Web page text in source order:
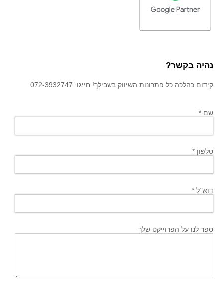
נהיה בקשר?
קידום כהלכה כל פתרונות השיווק בשבילך! חייגו: 072-3932747
שם *
טלפון *
דוא’’ל *
ספר לנו על הפרוייקט שלך